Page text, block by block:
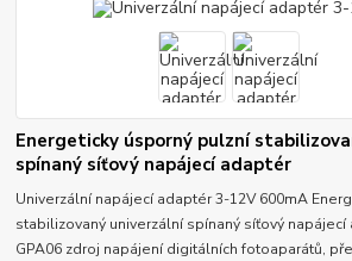
Energeticky úsporný pulzní
spínaný síťový napájecí adaptér
Univerzální napájecí adaptér 3-12V 600mA
stabilizovaný univerzální spínaný síťový
GPA06 zdroj napájení digitálních fotoaparátů,